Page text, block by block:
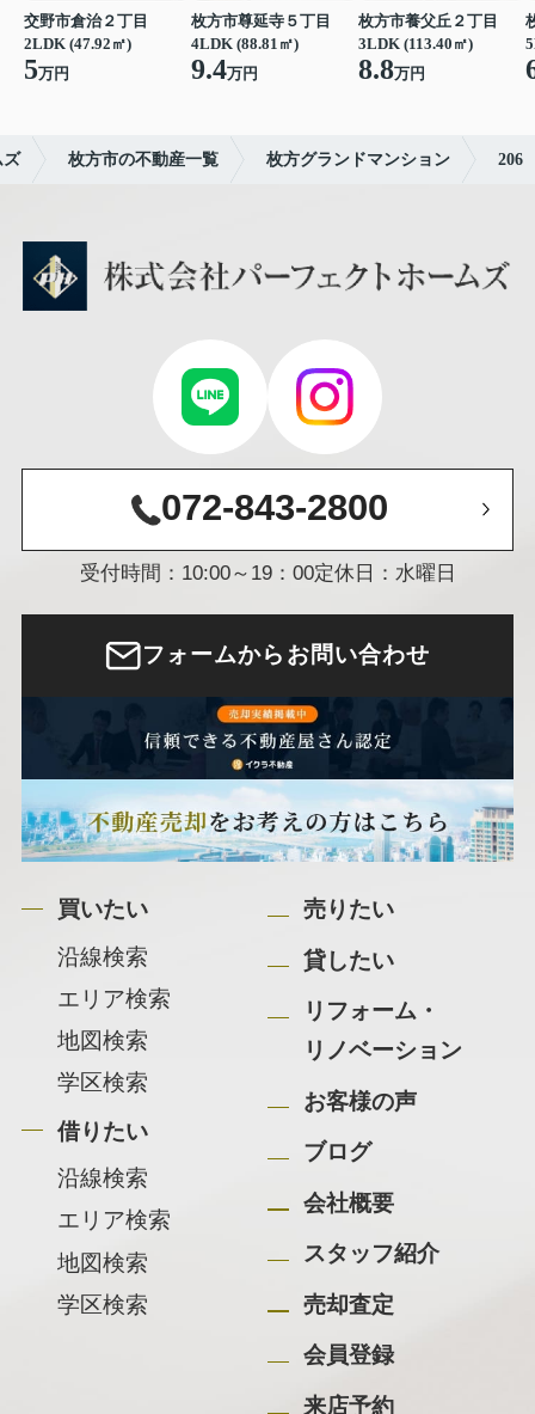
交野市倉治２丁目
2LDK (47.92㎡)
5万円
枚方市尊延寺５丁目
4LDK (88.81㎡)
9.4万円
枚方市養父丘２丁目
3LDK (113.40㎡)
8.8万円
ズ 枚方市の不動産一覧 枚方グランドマンション 206
072-843-2800
受付時間：10:00～19：00定休日：水曜日
フォームからお問い合わせ
買いたい
沿線検索
エリア検索
地図検索
学区検索
借りたい
沿線検索
エリア検索
地図検索
学区検索
売りたい
貸したい
リフォーム・
リノベーション
お客様の声
ブログ
会社概要
スタッフ紹介
売却査定
会員登録
来店予約